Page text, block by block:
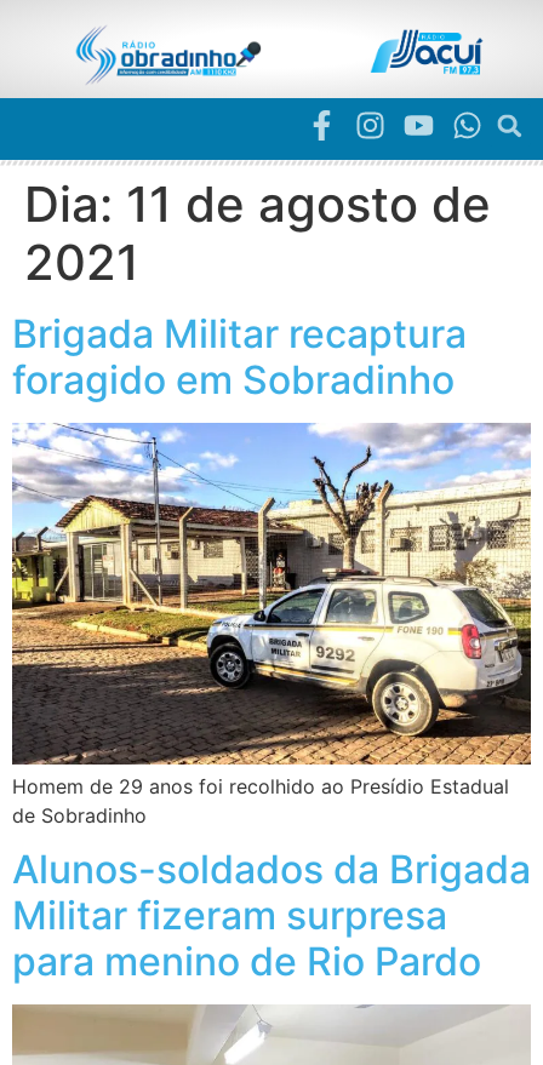
Dia: 11 de agosto de
2021
Brigada Militar recaptura
foragido em Sobradinho
Homem de 29 anos foi recolhido ao Presídio Estadual
de Sobradinho
Alunos-soldados da Brigada
Militar fizeram surpresa
para menino de Rio Pardo